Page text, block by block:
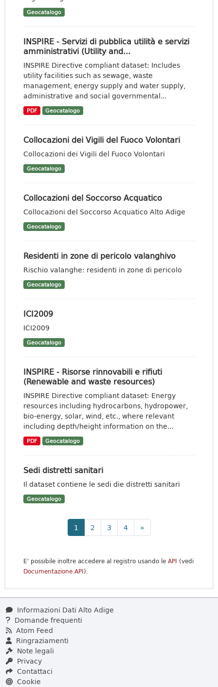
Geocatalogo
INSPIRE - Servizi di pubblica utilità e servizi
amministrativi (Utility and...
INSPIRE Directive compliant dataset: Includes
utility facilities such as sewage, waste
management, energy supply and water supply,
administrative and social governmental...
PDF Geocatalogo
Collocazioni dei Vigili del Fuoco Volontari
Collocazioni dei Vigili del Fuoco Volontari
Geocatalogo
Collocazioni del Soccorso Acquatico
Collocazioni del Soccorso Acquatico Alto Adige
Geocatalogo
Residenti in zone di pericolo valanghivo
Rischio valanghe: residenti in zone di pericolo
Geocatalogo
ICI2009
ICI2009
Geocatalogo
INSPIRE - Risorse rinnovabili e rifiuti
(Renewable and waste resources)
INSPIRE Directive compliant dataset: Energy
resources including hydrocarbons, hydropower,
bio-energy, solar, wind, etc., where relevant
including depth/height information on the...
PDF Geocatalogo
Sedi distretti sanitari
Il dataset contiene le sedi die distretti sanitari
Geocatalogo
1 2 3 4 »
E' possibile inoltre accedere al registro usando le API (vedi
Documentazione API).
Informazioni Dati Alto Adige
Domande frequenti
Atom Feed
Ringraziamenti
Note legali
Privacy
Contattaci
Cookie